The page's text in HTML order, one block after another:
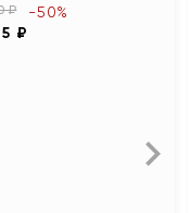
₽
₽
-50%